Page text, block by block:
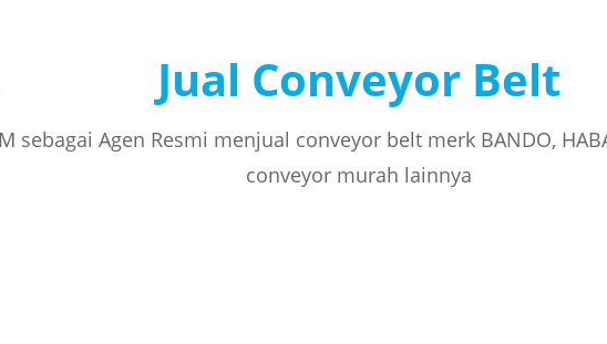
Jual Conveyor Belt
sebagai Agen Resmi menjual conveyor belt merk BANDO,
conveyor murah lainnya